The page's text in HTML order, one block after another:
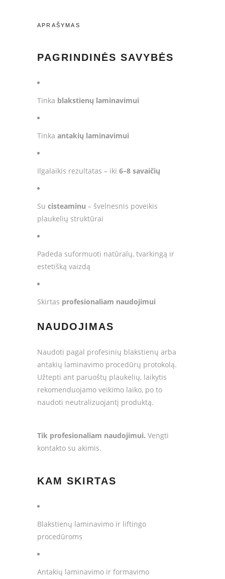
laminavimo
APRAŠYMAS
PAGRINDINĖS SAVYBĖS
Tinka blakstienų laminavimui
Tinka antakių laminavimui
Ilgalaikis rezultatas – iki 6–8 savaičių
Su cisteaminu – švelnesnis poveikis
plaukelių struktūrai
Padeda suformuoti natūralų, tvarkingą ir
estetišką vaizdą
Skirtas profesionaliam naudojimui
NAUDOJIMAS
Naudoti pagal profesinių blakstienų arba
antakių laminavimo procedūrų protokolą.
Užtepti ant paruoštų plaukelių, laikytis
rekomenduojamo veikimo laiko, po to
naudoti neutralizuojantį produktą.
Tik profesionaliam naudojimui. Vengti
kontakto su akimis.
KAM SKIRTAS
Blakstienų laminavimo ir liftingo
procedūroms
Antakių laminavimo ir formavimo